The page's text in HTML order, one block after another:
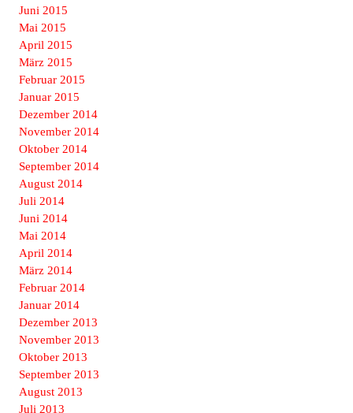
Juni 2015
Mai 2015
April 2015
März 2015
Februar 2015
Januar 2015
Dezember 2014
November 2014
Oktober 2014
September 2014
August 2014
Juli 2014
Juni 2014
Mai 2014
April 2014
März 2014
Februar 2014
Januar 2014
Dezember 2013
November 2013
Oktober 2013
September 2013
August 2013
Juli 2013